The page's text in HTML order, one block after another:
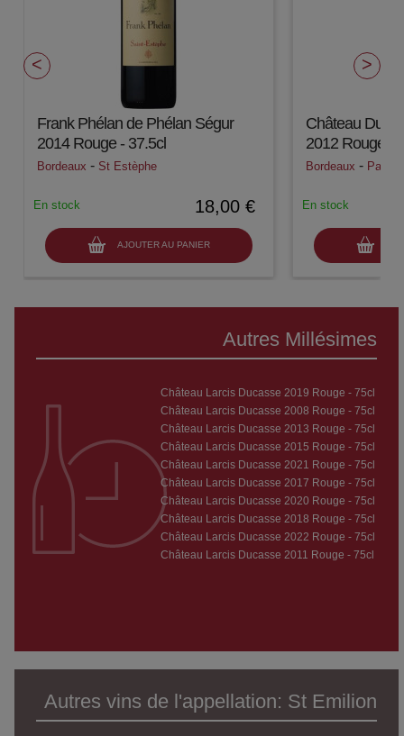
Frank Phélan de Phélan Ségur
2014 Rouge - 37.5cl
Bordeaux - St Estèphe
18,00 €
AJOUTER AU PANIER
En stock
Château
2012 Rouge -
Bordeaux -
En stock
Autres Millésimes
Château Larcis Ducasse 2019 Rouge - 75cl
Château Larcis Ducasse 2008 Rouge - 75cl
Château Larcis Ducasse 2013 Rouge - 75cl
Château Larcis Ducasse 2015 Rouge - 75cl
Château Larcis Ducasse 2021 Rouge - 75cl
Château Larcis Ducasse 2017 Rouge - 75cl
Château Larcis Ducasse 2020 Rouge - 75cl
Château Larcis Ducasse 2018 Rouge - 75cl
Château Larcis Ducasse 2022 Rouge - 75cl
Château Larcis Ducasse 2011 Rouge - 75cl
Autres vins de l'appellation: St Emilion